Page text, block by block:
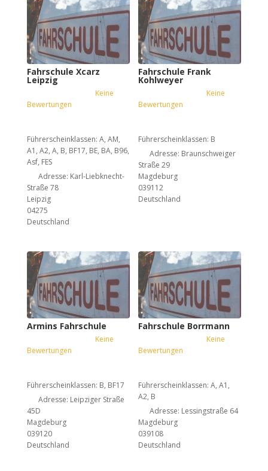
Fahrschule Xcarz
Leipzig
Keine
Bewertungen
Führerscheinklassen:A, AM,
A1, A2, A, B, BF17, BE, BA, B96,
Asf, FES
Adresse: Karl-Liebknecht-
Straße 78
Leipzig
04275
Deutschland
Fahrschule Frank
Kohlweyer
Keine
Bewertungen
Führerscheinklassen: B
Adresse: Braunschweiger
Straße 29
Magdeburg
039112
Deutschland
Armins Fahrschule
Keine
Bewertungen
Führerscheinklassen: B, BF17
Adresse: Leipziger Straße
45D
Magdeburg
039120
Deutschland
Fahrschule Borrmann
Keine
Bewertungen
Führerscheinklassen:A, A1,
A2, B
Adresse: Lessingstraße 64
Magdeburg
039108
Deutschland